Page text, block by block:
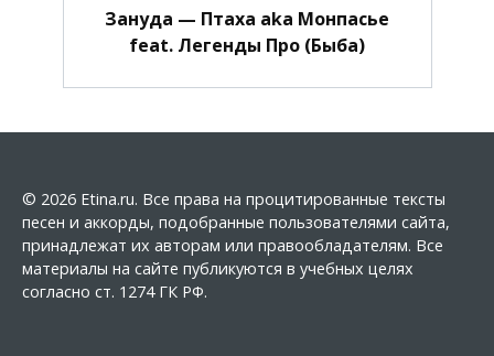
Зануда — Птаха aka Монпасье
feat. Легенды Про (Быба)
© 2026 Etina.ru. Все права на процитированные тексты
песен и аккорды, подобранные пользователями сайта,
принадлежат их авторам или правообладателям. Все
материалы на сайте публикуются в учебных целях
согласно ст. 1274 ГК РФ.